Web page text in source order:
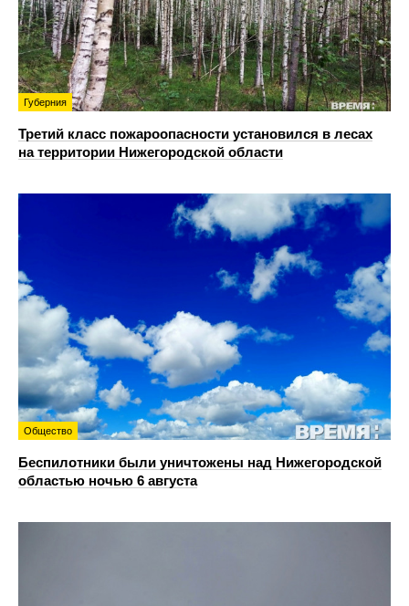
Губерния
Третий класс пожароопасности установился в лесах
на территории Нижегородской области
Общество
Беспилотники были уничтожены над Нижегородской
областью ночью 6 августа